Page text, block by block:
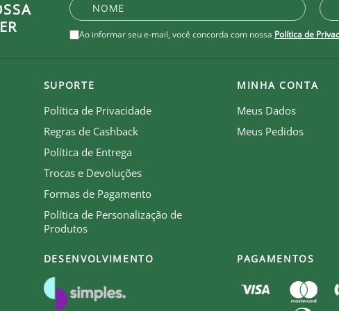
absorver a umidade do corpo, mantendo-o confortável e
do peito
Ao informar seu e-mail, você concorda com nossa Política de
SUPORTE
Política de Privacidade
Regras de Cashback
Política de Entrega
Trocas e Devoluções
Formas de Pagamento
Política de Personalização de
Produtos
MINHA CONTA
Meus Dados
Meus Pedidos
DESENVOLVIMENTO PAGAMENTOS